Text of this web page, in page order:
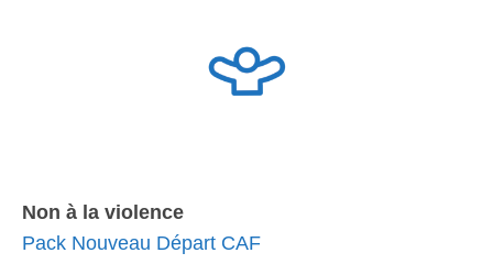
Non à la violence
Pack Nouveau Départ CAF